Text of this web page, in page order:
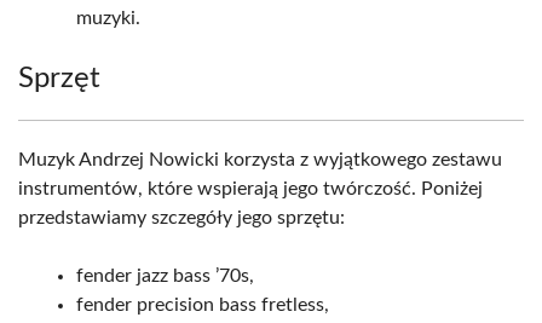
muzyki.
Sprzęt
Muzyk Andrzej Nowicki korzysta z wyjątkowego zestawu
instrumentów, które wspierają jego twórczość. Poniżej
przedstawiamy szczegóły jego sprzętu:
fender jazz bass ’70s,
fender precision bass fretless,